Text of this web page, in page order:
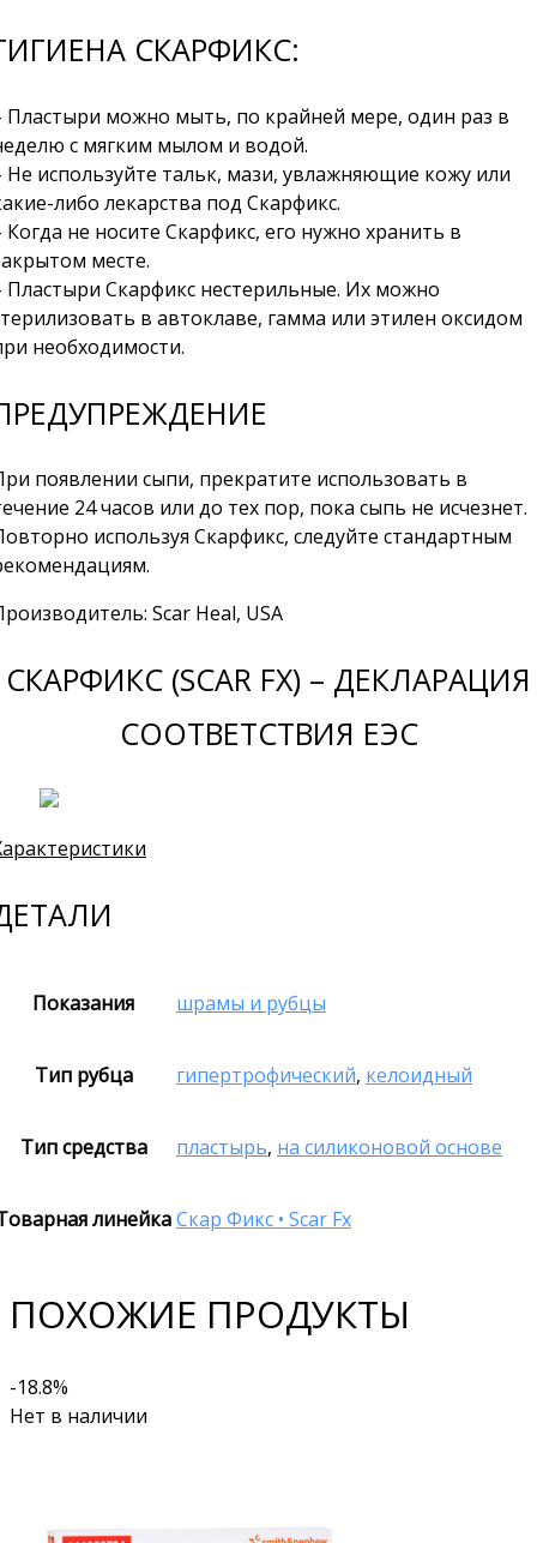
СКАРФИКС:
Пластыри можно мыть, по крайней мере, один раз в
с мягким мылом и водой.
Не используйте тальк, мази, увлажняющие кожу или
либо лекарства под Скарфикс.
Когда не носите Скарфикс, его нужно хранить в
месте.
Пластыри Скарфикс нестерильные. Их можно
в автоклаве, гамма или этилен оксидом
необходимости.
появлении сыпи, прекратите использовать в
24 часов или до тех пор, пока сыпь не исчезнет.
используя Скарфикс, следуйте стандартным
Scar Heal, USA
СКАРФИКС (SCAR FX) – ДЕКЛАРАЦИЯ
СООТВЕТСТВИЯ ЕЭС
Показания шрамы и рубцы
Тип рубца гипертрофический, келоидный
Тип средства пластырь, на силиконовой основе
линейкаСкар Фикс • Scar Fx
ПОХОЖИЕ ПРОДУКТЫ
-18.8%
Нет в наличии